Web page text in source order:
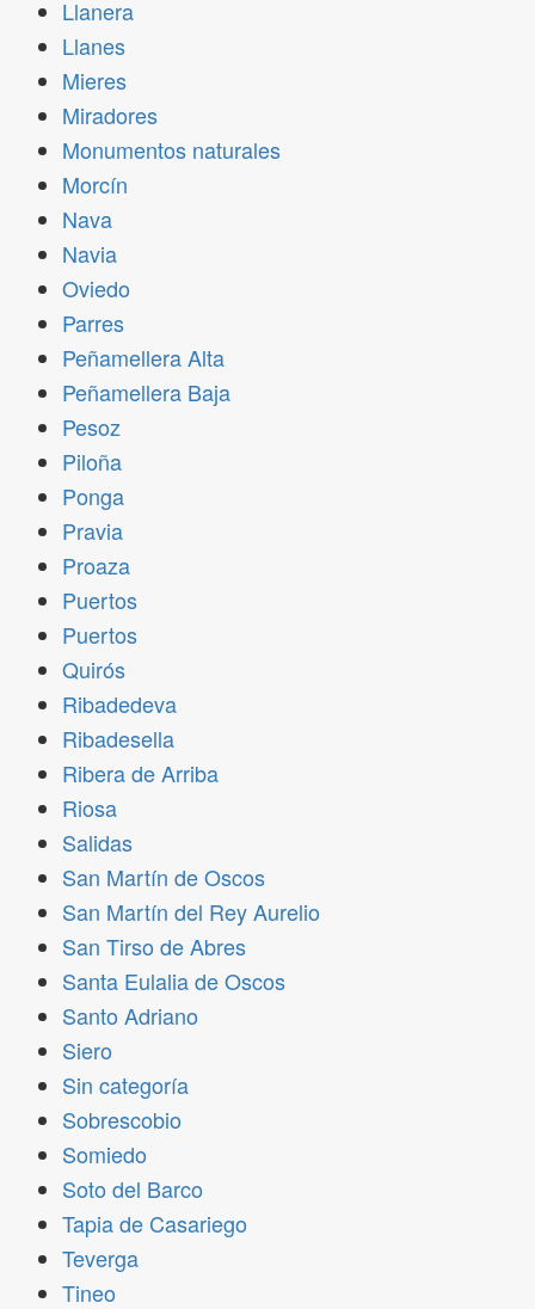
Llanera
Llanes
Mieres
Miradores
Monumentos naturales
Morcín
Nava
Navia
Oviedo
Parres
Peñamellera Alta
Peñamellera Baja
Pesoz
Piloña
Ponga
Pravia
Proaza
Puertos
Puertos
Quirós
Ribadedeva
Ribadesella
Ribera de Arriba
Riosa
Salidas
San Martín de Oscos
San Martín del Rey Aurelio
San Tirso de Abres
Santa Eulalia de Oscos
Santo Adriano
Siero
Sin categoría
Sobrescobio
Somiedo
Soto del Barco
Tapia de Casariego
Teverga
Tineo